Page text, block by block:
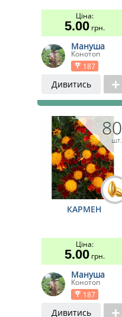
Ціна:
5.00грн.
Мануша
Конотоп
187
Дивитись
80
шт.
КАРМЕН
Ціна:
5.00грн.
Мануша
Конотоп
187
Дивитись